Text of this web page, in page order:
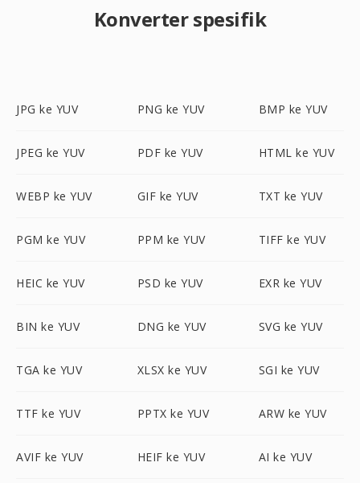
Konverter spesifik
JPG ke YUV PNG ke YUV BMP ke YUV
JPEG ke YUV PDF ke YUV HTML ke YUV
WEBP ke YUV GIF ke YUV TXT ke YUV
PGM ke YUV PPM ke YUV TIFF ke YUV
HEIC ke YUV PSD ke YUV EXR ke YUV
BIN ke YUV DNG ke YUV SVG ke YUV
TGA ke YUV XLSX ke YUV SGI ke YUV
TTF ke YUV PPTX ke YUV ARW ke YUV
AVIF ke YUV HEIF ke YUV AI ke YUV